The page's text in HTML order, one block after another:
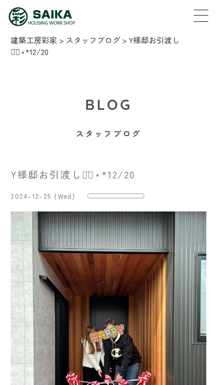
建築工房彩家 > スタッフブログ >Y様邸お引渡し
◡̈⃝︎⋆︎*12/20
BLOG
スタッフブログ
Y様邸お引渡し◡̈⃝︎⋆︎*12/20
2024-12-25 (Wed)